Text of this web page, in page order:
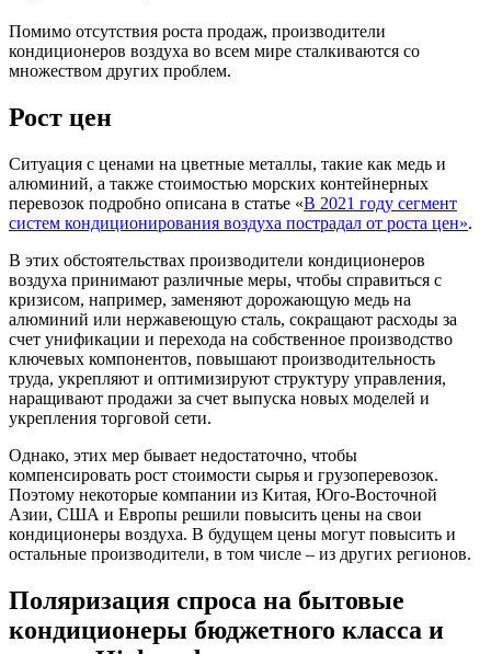
Помимо отсутствия роста продаж, производители
кондиционеров воздуха во всем мире сталкиваются со
множеством других проблем.
Рост цен
Ситуация с ценами на цветные металлы, такие как медь и
алюминий, а также стоимостью морских контейнерных
перевозок подробно описана в статье «В 2021 году сегмент
систем кондиционирования воздуха пострадал от роста цен».
В этих обстоятельствах производители кондиционеров
воздуха принимают различные меры, чтобы справиться с
кризисом, например, заменяют дорожающую медь на
алюминий или нержавеющую сталь, сокращают расходы за
счет унификации и перехода на собственное производство
ключевых компонентов, повышают производительность
труда, укрепляют и оптимизируют структуру управления,
наращивают продажи за счет выпуска новых моделей и
укрепления торговой сети.
Однако, этих мер бывает недостаточно, чтобы
компенсировать рост стоимости сырья и грузоперевозок.
Поэтому некоторые компании из Китая, Юго-Восточной
Азии, США и Европы решили повысить цены на свои
кондиционеры воздуха. В будущем цены могут повысить и
остальные производители, в том числе – из других регионов.
Поляризация спроса на бытовые
кондиционеры бюджетного класса и